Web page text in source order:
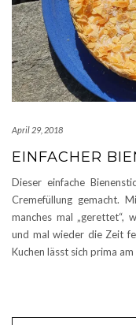
April 29, 2018
EINFACHER
Dieser einfache
Cremefüllung gemacht.
manches mal „gerettet“,
und mal wieder die Zeit
Kuchen lässt sich prima